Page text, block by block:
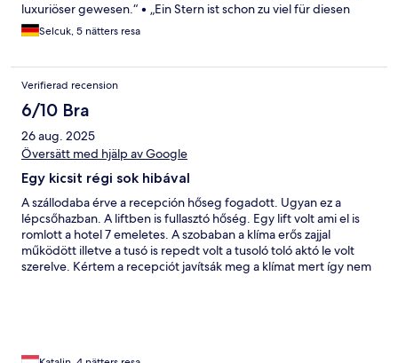
Einschränkungen.
luxuriöser gewesen.“ • „Ein Stern ist schon zu viel für diesen
Albtraum.“ • „Frühstück? Lieber nüchtern bleiben.“ • „Mehr
Haare im Bad als Gäste im Hotel.“ • „Nie wieder – außer als
Selcuk, 5 nätters resa
Verifierad recension
6/10 Bra
26 aug. 2025
Översätt med hjälp av Google
Egy kicsit régi sok hibával
A szállodaba érve a recepción hőseg fogadott. Ugyan ez a
lépcsőhazban. A liftben is fullasztó hőség. Egy lift volt ami el is
romlott a hotel 7 emeletes. A szobaban a klíma erős zajjal
működött illetve a tusó is repedt volt a tusoló toló aktó le volt
szerelve. Kértem a recepciót javítsák meg a klímat mert így nem